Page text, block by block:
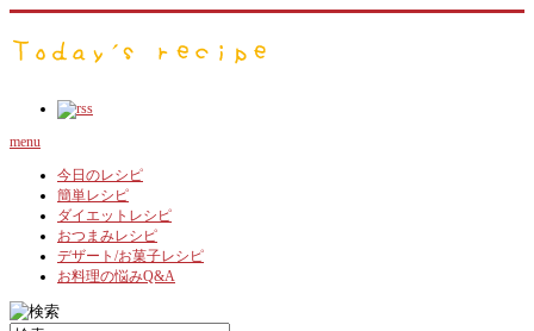
menu
今日のレシピ
簡単レシピ
ダイエットレシピ
おつまみレシピ
デザート/お菓子レシピ
お料理の悩みQ&A